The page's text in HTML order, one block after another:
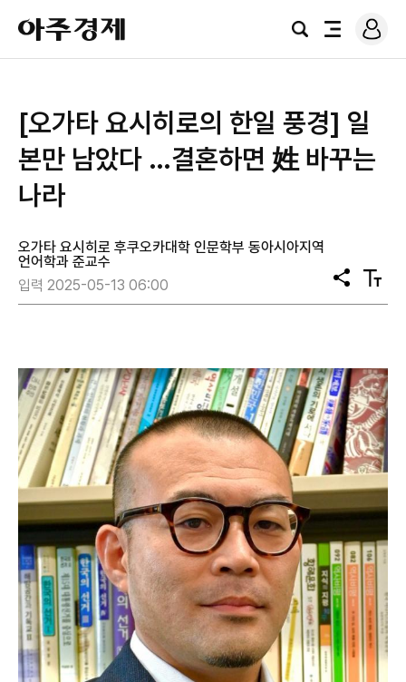
아
주
경
검
전
로
그
[오가타 요시히로의 한일 풍경] 일
본만 남았다 …결혼하면 姓 바꾸는
나라
오가타 요시히로 후쿠오카대학 인문학부 동아시아지역
언어학과 준교수
입력 2025-05-13 06:00
공
유
텍
스